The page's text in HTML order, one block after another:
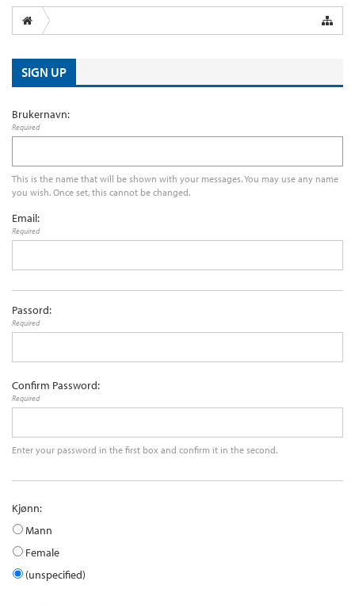
SIGN UP
Brukernavn:
Required
This is the name that will be shown with your messages. You may use any name
you wish. Once set, this cannot be changed.
Email:
Required
Passord:
Required
Confirm Password:
Required
Enter your password in the first box and confirm it in the second.
Kjønn:
Mann
Female
(unspecified)